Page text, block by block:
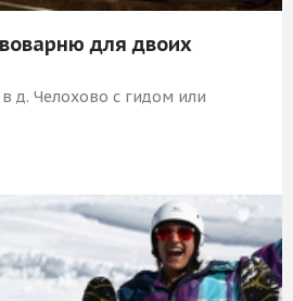
для двоих
д. Челохово с гидом или
КУПИТЬ